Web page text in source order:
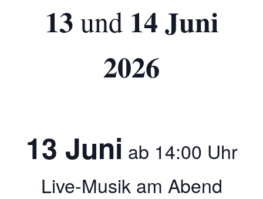
13 und 14 Juni
2026
13 Juni ab 14:00 Uhr
Live-Musik am Abend